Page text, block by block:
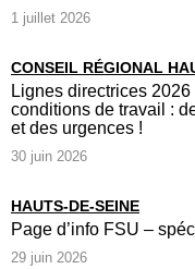
1 juillet 2026
CONSEIL RÉGIONAL
Lignes directrices
conditions de travail :
et des urgences !
30 juin 2026
HAUTS-DE-SEINE
Page d’info FSU –
29 juin 2026